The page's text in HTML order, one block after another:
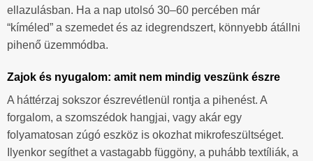
ellazulásban. Ha a nap utolsó 30–60 percében már
“kíméled” a szemedet és az idegrendszert, könnyebb átállni
pihenő üzemmódba.
Zajok és nyugalom: amit nem mindig veszünk észre
A háttérzaj sokszor észrevétlenül rontja a pihenést. A
forgalom, a szomszédok hangjai, vagy akár egy
folyamatosan zúgó eszköz is okozhat mikrofeszültséget.
Ilyenkor segíthet a vastagabb függöny, a puhább textíliák, a